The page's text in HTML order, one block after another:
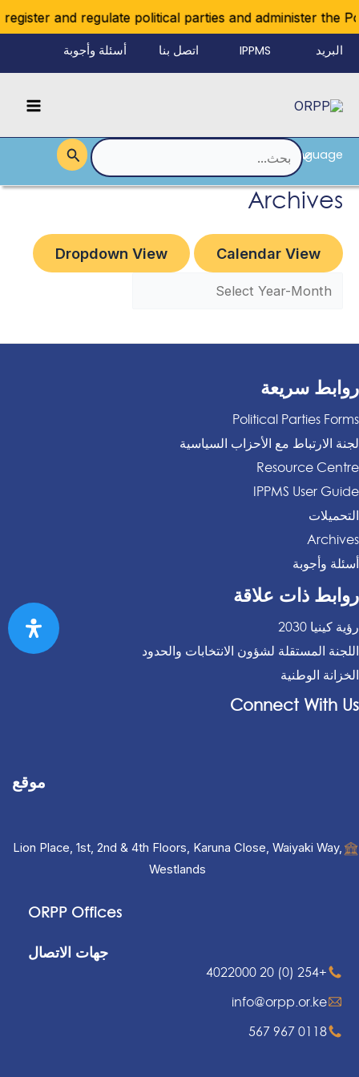
and regulate political parties and administer theتخطي
إلى
المحتوى
البريد IPPMS اتصل بنا أسئلة وأجوبة
Language
القائمة
البحث
عن:
Archives
Calendar View
Dropdown View
روابط سريعة
Political Parties Forms
لجنة الارتباط مع الأحزاب السياسية
Resource Centre
IPPMS User Guide
التحميلات
Archives
أسئلة وأجوبة
روابط ذات علاقة
رؤية كينيا 2030
اللجنة المستقلة لشؤون الانتخابات والحدود
الخزانة الوطنية
Connect With Us
موقع
Lion Place, 1st, 2nd & 4th Floors, Karuna Close, Waiyaki Way,
Westlands
ORPP Offices
جهات الاتصال
+254 (0) 20 4022000
info@orpp.or.ke
0118 967 567